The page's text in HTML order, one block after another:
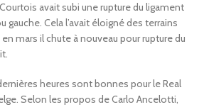
avait subi une rupture du ligament
gauche. Cela l’avait éloigné des terrains
mars il chute à nouveau pour rupture du
heures sont bonnes pour le Real
Selon les propos de Carlo Ancelotti,